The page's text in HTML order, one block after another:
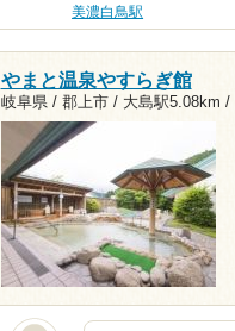
美濃白鳥駅
やまと温泉やすらぎ館
岐阜県 / 郡上市 / 大島駅5.08km /